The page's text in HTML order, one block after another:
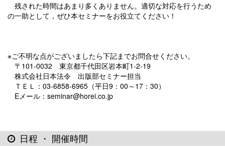
残された時間はあまり多くありません。適切な対応を行うため
の一助として，ぜひ本セミナーをお役立てください！
※ご不明な点がございましたら下記までお問合せください。
〒101-0032 東京都千代田区岩本町1-2-19
株式会社日本法令 出版部セミナー担当
ＴＥＬ：03-6858-6965（平日9：00～17：30）
Eメール：seminar@horei.co.jp
日程 ・ 開催時間